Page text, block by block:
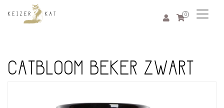
0
CATBLOOM BEKER ZWART